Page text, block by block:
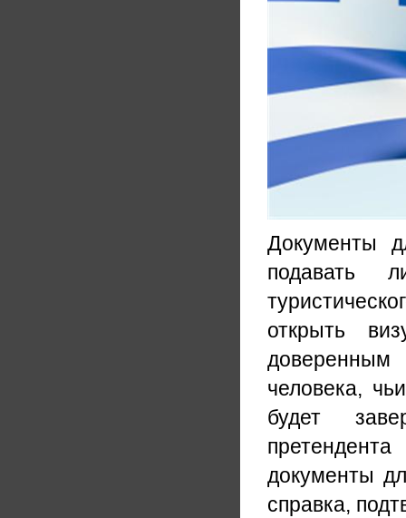
Документы
подавать
открыть
доверенным
человека,
будет
документы
справка,